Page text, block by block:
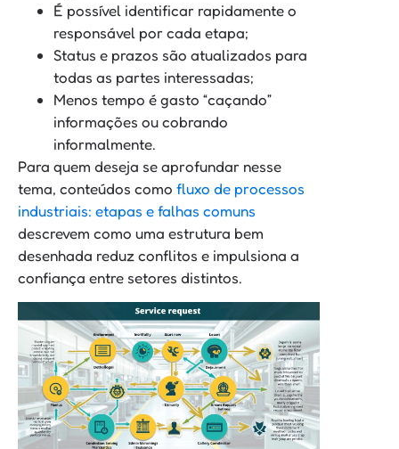
É possível identificar rapidamente o
responsável por cada etapa;
Status e prazos são atualizados para
todas as partes interessadas;
Menos tempo é gasto “caçando”
informações ou cobrando
informalmente.
Para quem deseja se aprofundar nesse
tema, conteúdos como fluxo de processos
industriais: etapas e falhas comuns
descrevem como uma estrutura bem
desenhada reduz conflitos e impulsiona a
confiança entre setores distintos.